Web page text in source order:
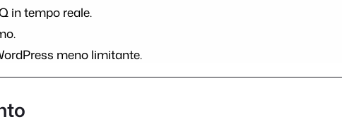
in tempo reale.
meno limitante.